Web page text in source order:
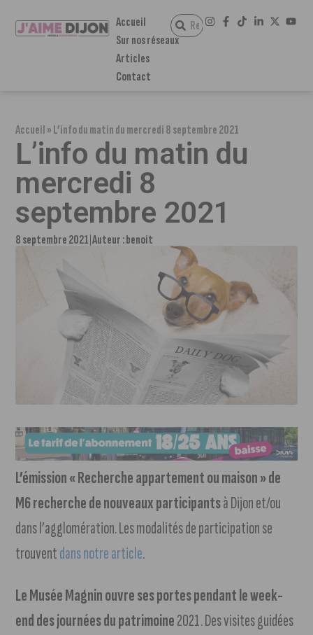
Accueil
Sur nos réseaux
Articles
Contact
Accueil»L’info du matin du mercredi 8 septembre 2021
L’info du matin du
mercredi 8
septembre 2021
8 septembre 2021 Auteur :benoit
L’émission « Recherche appartement ou maison » de
M6 recherche de nouveaux participantsà Dijon et/ou
dans l’agglomération. Les modalités de participation se
trouventdans notre article.
Le Musée Magnin ouvre ses portes pendant le week-
end des journées du patrimoine2021. Des visites guidées